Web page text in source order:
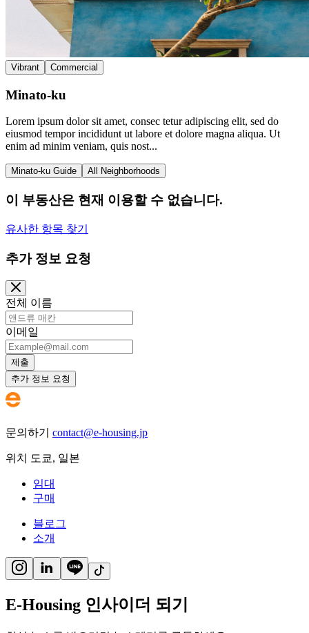
Vibrant Commercial
Minato-ku
Lorem ipsum dolor sit amet, consec tetur adipiscing elit, sed do
eiusmod tempor incididunt ut labore et dolore magna aliqua. Ut
enim ad minim veniam, quis nost...
Minato-ku Guide All Neighborhoods
이 부동산은 현재 이용할 수 없습니다.
유사한 항목 찾기
추가 정보 요청
전체 이름
이메일
제출
추가 정보 요청
문의하기 contact@e-housing.jp
위치 도쿄, 일본
임대
구매
블로그
소개
E-Housing 인사이더 되기